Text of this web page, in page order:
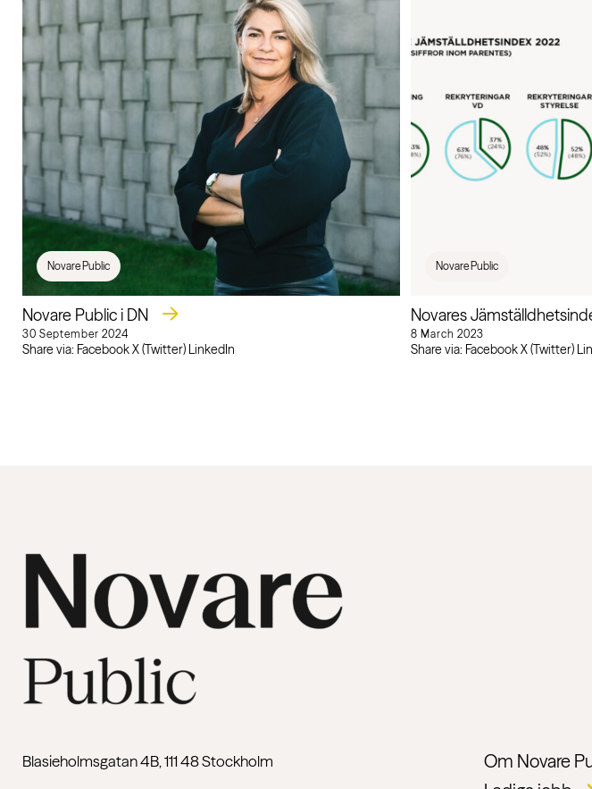
Novare Public
Novare Public i DN
30 September 2024
Share via: Facebook X (Twitter) LinkedIn
Novare Public
Novares
8 March 2023
Share via: Facebook X (Twitter)
Blasieholmsgatan 4B, 111 48 Stockholm
Om Novare